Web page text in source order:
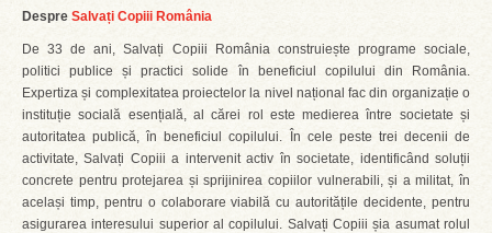
Despre Salvați Copiii România
De 33 de ani, Salvați Copiii România construiește programe sociale,
politici publice și practici solide în beneficiul copilului din România.
Expertiza și complexitatea proiectelor la nivel național fac din organizație o
instituție socială esențială, al cărei rol este medierea între societate și
autoritatea publică, în beneficiul copilului. În cele peste trei decenii de
activitate, Salvați Copiii a intervenit activ în societate, identificând soluții
concrete pentru protejarea și sprijinirea copiilor vulnerabili, și a militat, în
același timp, pentru o colaborare viabilă cu autoritățile decidente, pentru
asigurarea interesului superior al copilului. Salvați Copiii șia asumat rolul